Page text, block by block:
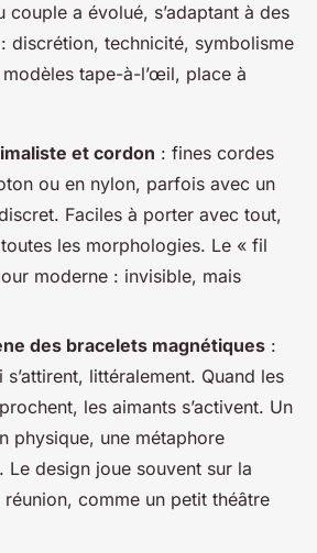
couple a évolué, s’adaptant à des
discrétion, technicité, symbolisme
tape-à-l’œil, place à
et cordon : fines cordes
ou en nylon, parfois avec un
Faciles à porter avec tout,
toutes les morphologies. Le « fil
moderne : invisible, mais
des bracelets magnétiques :
littéralement. Quand les
les aimants s’activent. Un
physique, une métaphore
Le design joue souvent sur la
comme un petit théâtre